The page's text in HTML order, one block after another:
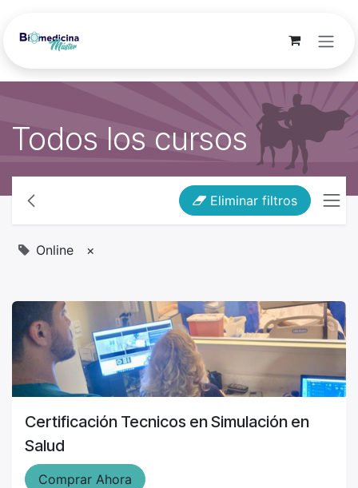
Todos los cursos
Eliminar filtros
Online ×
Certificación Tecnicos en Simulación en
Salud
Comprar Ahora